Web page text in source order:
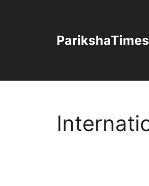
ParikshaTimes